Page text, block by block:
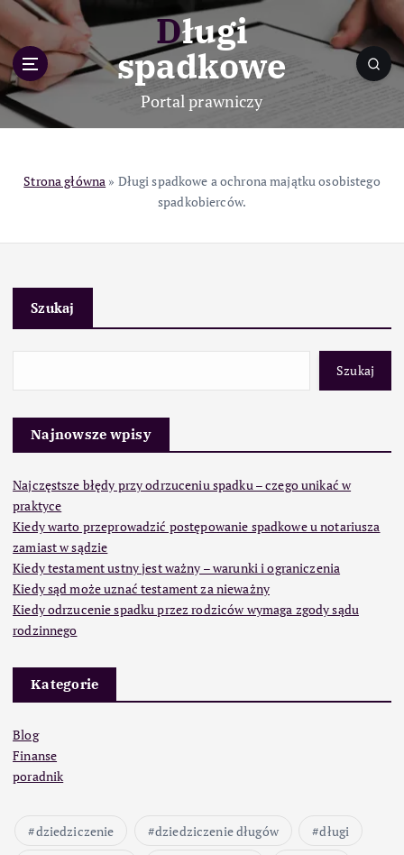
p
o
c
Długi
spadkowe
Portal prawniczy
Strona główna » Długi spadkowe a ochrona majątku osobistego
spadkobierców.
Szukaj
Szukaj
Najnowsze wpisy
Najczęstsze błędy przy odrzuceniu spadku – czego unikać w
praktyce
Kiedy warto przeprowadzić postępowanie spadkowe u notariusza
zamiast w sądzie
Kiedy testament ustny jest ważny – warunki i ograniczenia
Kiedy sąd może uznać testament za nieważny
Kiedy odrzucenie spadku przez rodziców wymaga zgody sądu
rodzinnego
Kategorie
Blog
Finanse
poradnik
dziedziczenie dziedziczenie długów
długi